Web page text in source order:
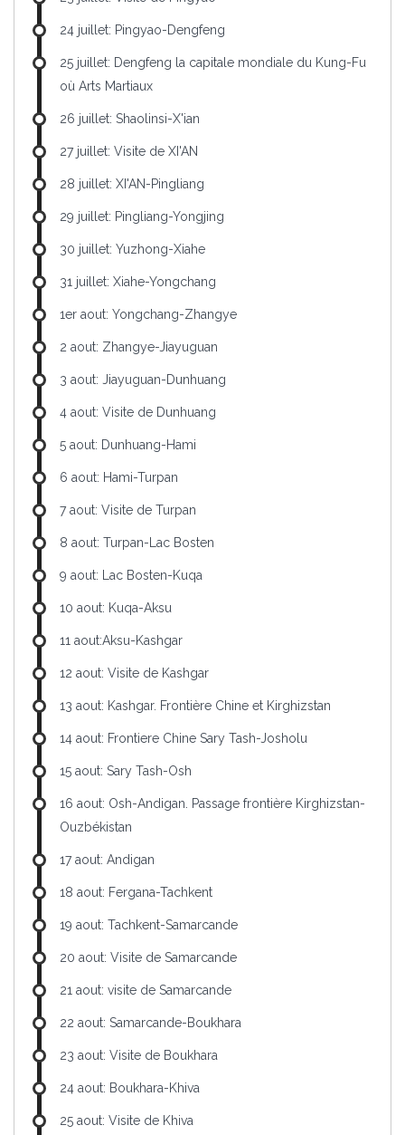
24 juillet: Pingyao-Dengfeng
25 juillet: Dengfeng la capitale mondiale du Kung-Fu
où Arts Martiaux
26 juillet: Shaolinsi-X'ian
27 juillet: Visite de XI'AN
28 juillet: XI'AN-Pingliang
29 juillet: Pingliang-Yongjing
30 juillet: Yuzhong-Xiahe
31 juillet: Xiahe-Yongchang
1er aout: Yongchang-Zhangye
2 aout: Zhangye-Jiayuguan
3 aout: Jiayuguan-Dunhuang
4 aout: Visite de Dunhuang
5 aout: Dunhuang-Hami
6 aout: Hami-Turpan
7 aout: Visite de Turpan
8 aout: Turpan-Lac Bosten
9 aout: Lac Bosten-Kuqa
10 aout: Kuqa-Aksu
11 aout:Aksu-Kashgar
12 aout: Visite de Kashgar
13 aout: Kashgar. Frontière Chine et Kirghizstan
14 aout: Frontiere Chine Sary Tash-Josholu
15 aout: Sary Tash-Osh
16 aout: Osh-Andigan. Passage frontière Kirghizstan-
Ouzbékistan
17 aout: Andigan
18 aout: Fergana-Tachkent
19 aout: Tachkent-Samarcande
20 aout: Visite de Samarcande
21 aout: visite de Samarcande
22 aout: Samarcande-Boukhara
23 aout: Visite de Boukhara
24 aout: Boukhara-Khiva
25 aout: Visite de Khiva